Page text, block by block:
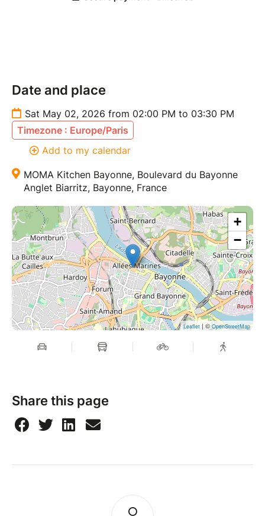
Date and place
Sat May 02, 2026 from 02:00 PM to 03:30 PM
Timezone : Europe/Paris
Add to my calendar
MOMA Kitchen Bayonne, Boulevard du Bayonne
Anglet Biarritz, Bayonne, France
+
−
Leaflet| ©OpenStreetMap
Share this page